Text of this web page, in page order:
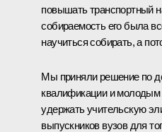
повышать транспортный
собираемость его была
научиться собирать, а
Мы приняли решение по
квалификации и молодым
удержать учительскую
выпускников вузов для